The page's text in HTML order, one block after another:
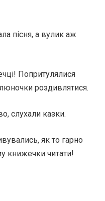
пісня, а вулик аж
Попритулялися
роздивлятися.
слухали казки.
як то гарно
книжечки читати!